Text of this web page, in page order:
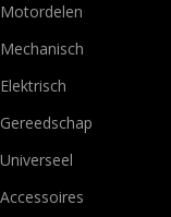
Motordelen
Mechanisch
Elektrisch
Gereedschap
Universeel
Accessoires